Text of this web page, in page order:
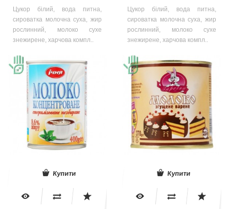
Цукор білий, вода питна,
сироватка молочна суха, жир
рослинний, молоко сухе
знежирене, харчова компл..
Цукор білий, вода питна,
сироватка молочна суха, жир
рослинний, молоко сухе
знежирене, харчова компл..
Купити Купити